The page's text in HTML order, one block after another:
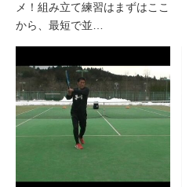
メ！組み立て練習はまずはここ
から、最短で並…